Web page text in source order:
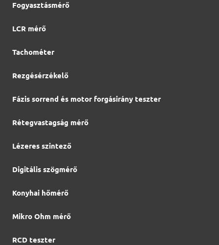
Fogyasztásmérő
LCR mérő
Tachométer
Rezgésérzékelő
Fázis sorrend és motor forgásirány teszter
Rétegvastagság mérő
Lézeres szintező
Digitális szögmérő
Konyhai hőmérő
Mikro Ohm mérő
RCD teszter